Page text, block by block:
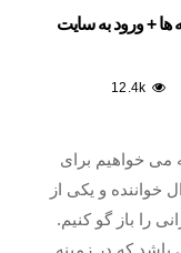
ها + ورود به سایت
12.4k
می خواهیم برای
و یکی از
را باز گو کنیم.